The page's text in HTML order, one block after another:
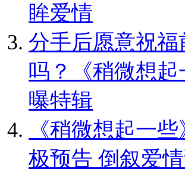
眸爱情
分手后愿意祝福
吗？《稍微想起
曝特辑
《稍微想起一
极预告 倒叙爱